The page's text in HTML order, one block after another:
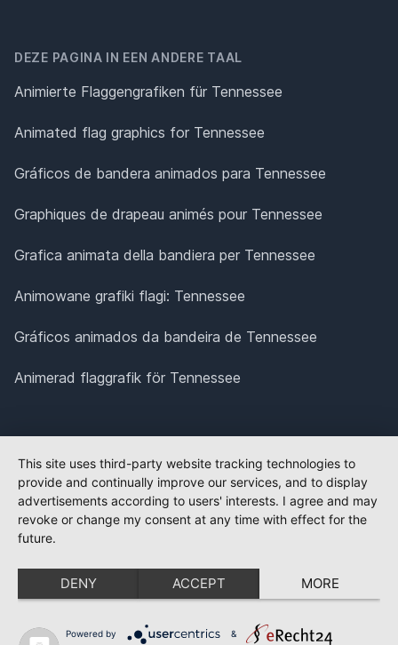
DEZE PAGINA IN EEN ANDERE TAAL
Animierte Flaggengrafiken für Tennessee
Animated flag graphics for Tennessee
Gráficos de bandera animados para Tennessee
Graphiques de drapeau animés pour Tennessee
Grafica animata della bandiera per Tennessee
Animowane grafiki flagi: Tennessee
Gráficos animados da bandeira de Tennessee
Animerad flaggrafik för Tennessee
This site uses third-party website tracking technologies to
provide and continually improve our services, and to display
advertisements according to users' interests. I agree and may
revoke or change my consent at any time with effect for the
future.
DENY ACCEPT MORE
Powered by &